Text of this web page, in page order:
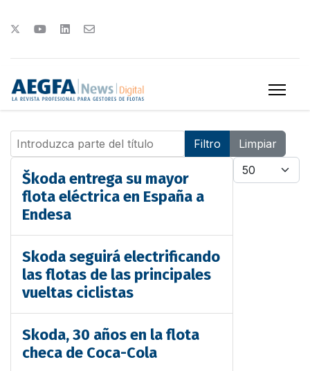
Introduzca parte del título Filtro
Limpiar
Cantidad
Škoda entrega su mayor
flota eléctrica en España a
Endesa
Skoda seguirá electrificando
las flotas de las principales
vueltas ciclistas
Skoda, 30 años en la flota
checa de Coca-Cola